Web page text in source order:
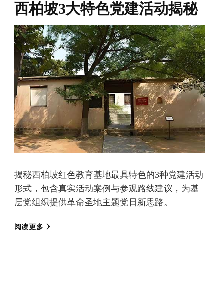
西柏坡3大特色党建活动揭秘
揭秘西柏坡红色教育基地最具特色的3种党建活动
形式，包含真实活动案例与参观路线建议，为基
层党组织提供革命圣地主题党日新思路。
阅读更多